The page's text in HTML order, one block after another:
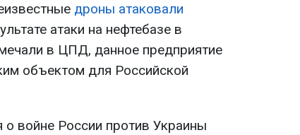
дроны атаковали
атаки на нефтебазе в
в ЦПД, данное предприятие
объектом для Российской
войне России против Украины